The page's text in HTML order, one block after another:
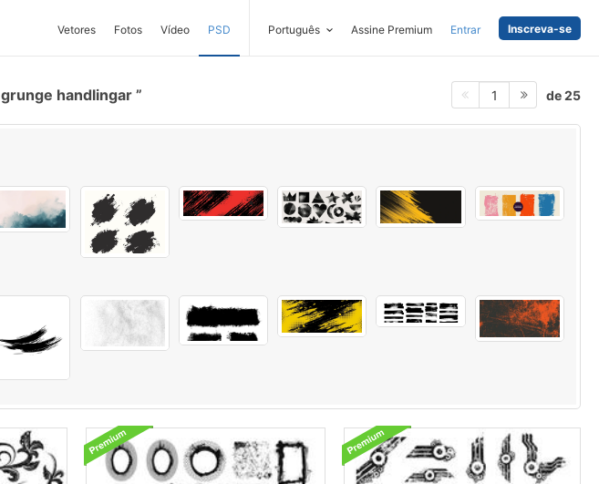
Vetores Fotos Vídeo PSD Português Assine Premium Entrar Inscreva-se
grunge handlingar 1 de 25